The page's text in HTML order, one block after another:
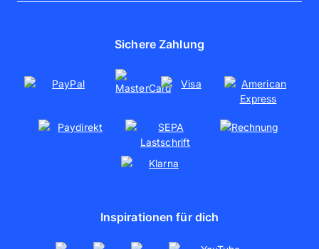
Fotos online bestellen
Soziales Engagement
Partnerschaften
Sichere Zahlung
Inspirationen für dich